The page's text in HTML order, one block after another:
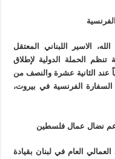
الاسير اللبناني المعتقل
الفرنسية تنظم الحملة الدولية لإطلاق
عند الثانية عشرة والنصف من
الأول أمام السفارة الفرنسية في بيروت،
نضال عمال فلسطين
العام في لبنان بقيادة